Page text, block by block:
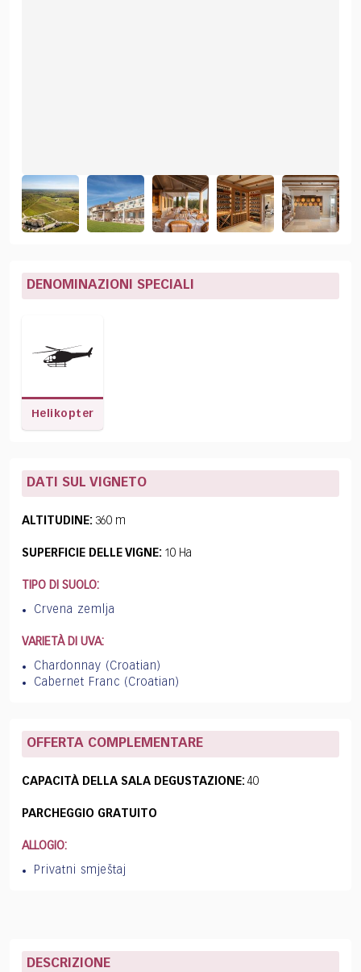
DENOMINAZIONI SPECIALI
Helikopter
DATI SUL VIGNETO
ALTITUDINE: 360 m
SUPERFICIE DELLE VIGNE: 10 Ha
TIPO DI SUOLO:
Crvena zemlja
VARIETÀ DI UVA:
Chardonnay (Croatian)
Cabernet Franc (Croatian)
OFFERTA COMPLEMENTARE
CAPACITÀ DELLA SALA DEGUSTAZIONE: 40
PARCHEGGIO GRATUITO
ALLOGIO:
Privatni smještaj
DESCRIZIONE